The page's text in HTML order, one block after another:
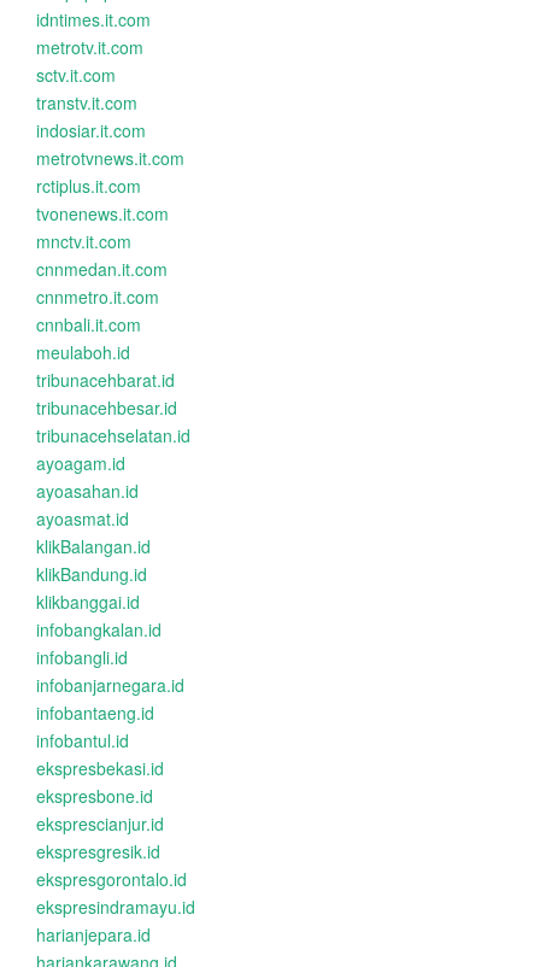
idntimes.it.com
metrotv.it.com
sctv.it.com
transtv.it.com
indosiar.it.com
metrotvnews.it.com
rctiplus.it.com
tvonenews.it.com
mnctv.it.com
cnnmedan.it.com
cnnmetro.it.com
cnnbali.it.com
meulaboh.id
tribunacehbarat.id
tribunacehbesar.id
tribunacehselatan.id
ayoagam.id
ayoasahan.id
ayoasmat.id
klikBalangan.id
klikBandung.id
klikbanggai.id
infobangkalan.id
infobangli.id
infobanjarnegara.id
infobantaeng.id
infobantul.id
ekspresbekasi.id
ekspresbone.id
eksprescianjur.id
ekspresgresik.id
ekspresgorontalo.id
ekspresindramayu.id
harianjepara.id
hariankarawang.id